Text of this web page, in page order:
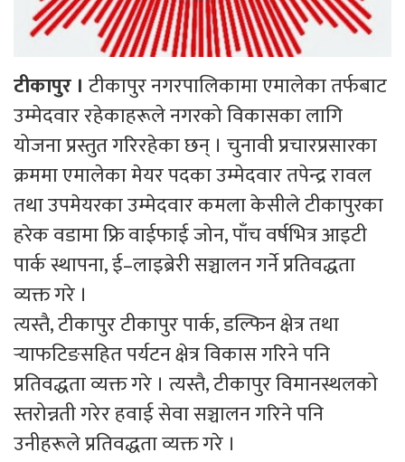
टीकापुर । टीकापुर नगरपालिकामा एमालेका तर्फबाट
उम्मेदवार रहेकाहरूले नगरको विकासका लागि
योजना प्रस्तुत गरिरहेका छन् । चुनावी प्रचारप्रसारका
क्रममा एमालेका मेयर पदका उम्मेदवार तपेन्द्र रावल
तथा उपमेयरका उम्मेदवार कमला केसीले टीकापुरका
हरेक वडामा फ्रि वाईफाई जोन, पाँच वर्षभित्र आइटी
पार्क स्थापना, ई–लाइब्रेरी सञ्चालन गर्ने प्रतिवद्धता
व्यक्त गरे ।
त्यस्तै, टीकापुर टीकापुर पार्क, डल्फिन क्षेत्र तथा
र्‍याफटिङसहित पर्यटन क्षेत्र विकास गरिने पनि
प्रतिवद्धता व्यक्त गरे । त्यस्तै, टीकापुर विमानस्थलको
स्तरोन्नती गरेर हवाई सेवा सञ्चालन गरिने पनि
उनीहरूले प्रतिवद्धता व्यक्त गरे ।